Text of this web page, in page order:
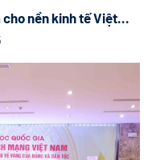
cho nền kinh tế Việt...